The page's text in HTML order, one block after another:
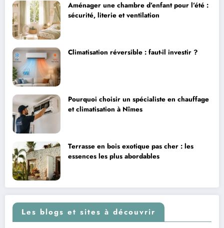
Aménager une chambre d’enfant pour l’été :
sécurité, literie et ventilation
Climatisation réversible : faut-il investir ?
Pourquoi choisir un spécialiste en chauffage
et climatisation à Nîmes
Terrasse en bois exotique pas cher : les
essences les plus abordables
Les blogs et sites à découvrir